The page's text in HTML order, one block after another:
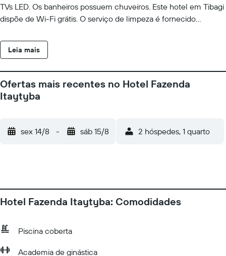
TVs LED. Os banheiros possuem chuveiros. Este hotel em Tibagi
dispõe de Wi-Fi grátis. O serviço de limpeza é fornecido
incluem uma piscina interna, uma sauna seca e uma academia.
As atividades recreativas listadas abaixo estão disponíveis na
Leia mais
Ofertas mais recentes no Hotel Fazenda
Itaytyba
sex 14/8 - sáb 15/8 2 hóspedes, 1 quarto
Hotel Fazenda Itaytyba: Comodidades
Piscina coberta
Academia de ginástica